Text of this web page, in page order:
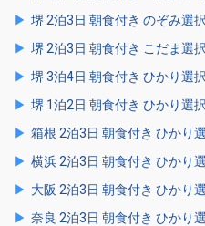
堺 2泊3日 朝食付き のぞみ選
堺 2泊3日 朝食付き こだま選
堺 3泊4日 朝食付き ひかり選
堺 1泊2日 朝食付き ひかり選
箱根 2泊3日 朝食付き ひかり
横浜 2泊3日 朝食付き ひかり
大阪 2泊3日 朝食付き ひかり
奈良 2泊3日 朝食付き ひかり